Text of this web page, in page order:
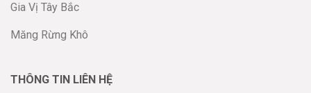
Gia Vị Tây Bắc
Măng Rừng Khô
THÔNG TIN LIÊN HỆ